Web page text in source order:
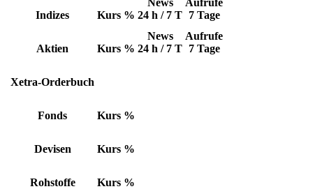
Indizes Kurs %
News
24 h / 7 T
Aufrufe
7 Tage
Aktien Kurs %
News
24 h / 7 T
Aufrufe
7 Tage
Xetra-Orderbuch
Fonds Kurs %
Devisen Kurs %
Rohstoffe Kurs %